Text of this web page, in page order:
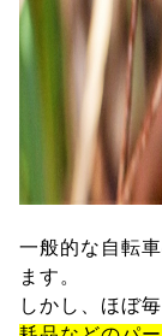
一般的な自転
ます。
しかし、ほぼ